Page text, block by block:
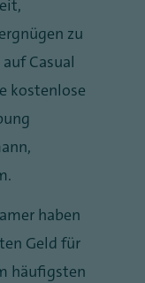
zu
Casual
kostenlose
haben
Geld für
häufigsten